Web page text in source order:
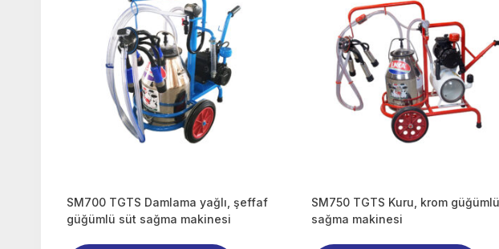
SM700 TGTS Damlama yağlı, şeffaf
güğümlü süt sağma makinesi
SM750 TGTS Kuru, krom
sağma makinesi